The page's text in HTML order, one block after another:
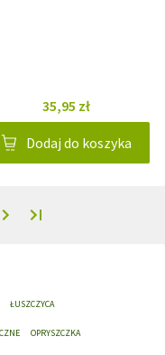
35,95 zł
Dodaj do koszyka
ŁUSZCZYCA
OPRYSZCZKA